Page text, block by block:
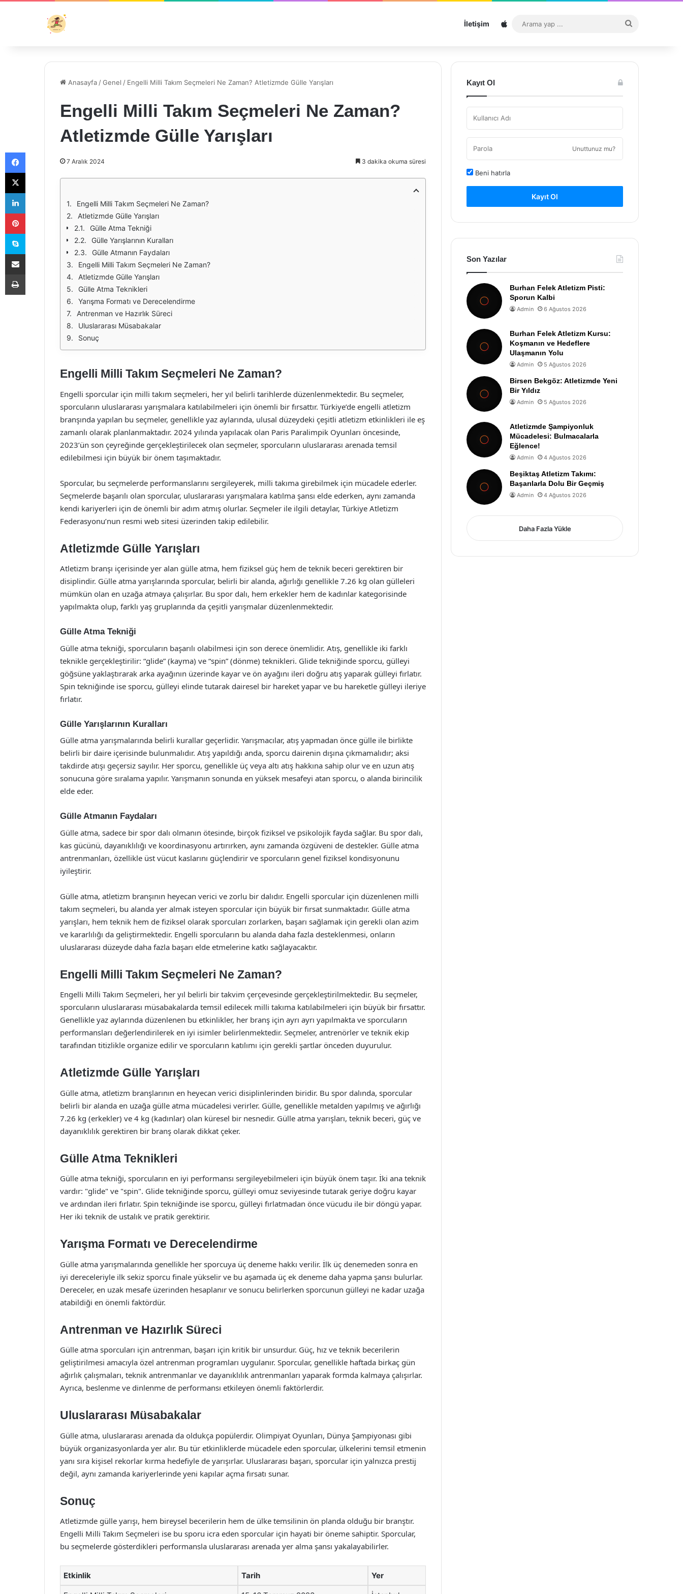
İletişim Sitemap
...
Anasayfa /Genel / Engelli Milli Takım Seçmeleri Ne Zaman? Atletizmde Gülle Yarışları
Engelli Milli Takım Seçmeleri Ne Zaman?
Atletizmde Gülle Yarışları
7 Aralık 2024 3 dakika okuma süresi
Engelli Milli Takım Seçmeleri Ne Zaman?
Atletizmde Gülle Yarışları
Gülle Atma Tekniği
Gülle Yarışlarının Kuralları
Gülle Atmanın Faydaları
Engelli Milli Takım Seçmeleri Ne Zaman?
Atletizmde Gülle Yarışları
Gülle Atma Teknikleri
Yarışma Formatı ve Derecelendirme
Antrenman ve Hazırlık Süreci
Uluslararası Müsabakalar
Sonuç
Engelli Milli Takım Seçmeleri Ne Zaman?
Engelli sporcular için milli takım seçmeleri, her yıl belirli tarihlerde düzenlenmektedir. Bu seçmeler,
sporcuların uluslararası yarışmalara katılabilmeleri için önemli bir fırsattır. Türkiye’de engelli atletizm
branşında yapılan bu seçmeler, genellikle yaz aylarında, ulusal düzeydeki çeşitli atletizm etkinlikleri ile eş
zamanlı olarak planlanmaktadır. 2024 yılında yapılacak olan Paris Paralimpik Oyunları öncesinde,
2023’ün son çeyreğinde gerçekleştirilecek olan seçmeler, sporcuların uluslararası arenada temsil
edilebilmesi için büyük bir önem taşımaktadır.
Sporcular, bu seçmelerde performanslarını sergileyerek, milli takıma girebilmek için mücadele ederler.
Seçmelerde başarılı olan sporcular, uluslararası yarışmalara katılma şansı elde ederken, aynı zamanda
kendi kariyerleri için de önemli bir adım atmış olurlar. Seçmeler ile ilgili detaylar, Türkiye Atletizm
Federasyonu’nun resmi web sitesi üzerinden takip edilebilir.
Atletizmde Gülle Yarışları
Atletizm branşı içerisinde yer alan gülle atma, hem fiziksel güç hem de teknik beceri gerektiren bir
disiplindir. Gülle atma yarışlarında sporcular, belirli bir alanda, ağırlığı genellikle 7.26 kg olan gülleleri
mümkün olan en uzağa atmaya çalışırlar. Bu spor dalı, hem erkekler hem de kadınlar kategorisinde
yapılmakta olup, farklı yaş gruplarında da çeşitli yarışmalar düzenlenmektedir.
Gülle Atma Tekniği
Gülle atma tekniği, sporcuların başarılı olabilmesi için son derece önemlidir. Atış, genellikle iki farklı
teknikle gerçekleştirilir: “glide” (kayma) ve “spin” (dönme) teknikleri. Glide tekniğinde sporcu, gülleyi
göğsüne yaklaştırarak arka ayağının üzerinde kayar ve ön ayağını ileri doğru atış yaparak gülleyi fırlatır.
Spin tekniğinde ise sporcu, gülleyi elinde tutarak dairesel bir hareket yapar ve bu hareketle gülleyi ileriye
fırlatır.
Gülle Yarışlarının Kuralları
Gülle atma yarışmalarında belirli kurallar geçerlidir. Yarışmacılar, atış yapmadan önce gülle ile birlikte
belirli bir daire içerisinde bulunmalıdır. Atış yapıldığı anda, sporcu dairenin dışına çıkmamalıdır; aksi
takdirde atışı geçersiz sayılır. Her sporcu, genellikle üç veya altı atış hakkına sahip olur ve en uzun atış
sonucuna göre sıralama yapılır. Yarışmanın sonunda en yüksek mesafeyi atan sporcu, o alanda birincilik
elde eder.
Gülle Atmanın Faydaları
Gülle atma, sadece bir spor dalı olmanın ötesinde, birçok fiziksel ve psikolojik fayda sağlar. Bu spor dalı,
kas gücünü, dayanıklılığı ve koordinasyonu artırırken, aynı zamanda özgüveni de destekler. Gülle atma
antrenmanları, özellikle üst vücut kaslarını güçlendirir ve sporcuların genel fiziksel kondisyonunu
iyileştirir.
Gülle atma, atletizm branşının heyecan verici ve zorlu bir dalıdır. Engelli sporcular için düzenlenen milli
takım seçmeleri, bu alanda yer almak isteyen sporcular için büyük bir fırsat sunmaktadır. Gülle atma
yarışları, hem teknik hem de fiziksel olarak sporcuları zorlarken, başarı sağlamak için gerekli olan azim
ve kararlılığı da geliştirmektedir. Engelli sporcuların bu alanda daha fazla desteklenmesi, onların
uluslararası düzeyde daha fazla başarı elde etmelerine katkı sağlayacaktır.
Engelli Milli Takım Seçmeleri Ne Zaman?
Engelli Milli Takım Seçmeleri, her yıl belirli bir takvim çerçevesinde gerçekleştirilmektedir. Bu seçmeler,
sporcuların uluslararası müsabakalarda temsil edilecek milli takıma katılabilmeleri için büyük bir fırsattır.
Genellikle yaz aylarında düzenlenen bu etkinlikler, her branş için ayrı ayrı yapılmakta ve sporcuların
performansları değerlendirilerek en iyi isimler belirlenmektedir. Seçmeler, antrenörler ve teknik ekip
tarafından titizlikle organize edilir ve sporcuların katılımı için gerekli şartlar önceden duyurulur.
Atletizmde Gülle Yarışları
Gülle atma, atletizm branşlarının en heyecan verici disiplinlerinden biridir. Bu spor dalında, sporcular
belirli bir alanda en uzağa gülle atma mücadelesi verirler. Gülle, genellikle metalden yapılmış ve ağırlığı
7.26 kg (erkekler) ve 4 kg (kadınlar) olan küresel bir nesnedir. Gülle atma yarışları, teknik beceri, güç ve
dayanıklılık gerektiren bir branş olarak dikkat çeker.
Gülle Atma Teknikleri
Gülle atma tekniği, sporcuların en iyi performansı sergileyebilmeleri için büyük önem taşır. İki ana teknik
vardır: "glide" ve "spin". Glide tekniğinde sporcu, gülleyi omuz seviyesinde tutarak geriye doğru kayar
ve ardından ileri fırlatır. Spin tekniğinde ise sporcu, gülleyi fırlatmadan önce vücudu ile bir döngü yapar.
Her iki teknik de ustalık ve pratik gerektirir.
Yarışma Formatı ve Derecelendirme
Gülle atma yarışmalarında genellikle her sporcuya üç deneme hakkı verilir. İlk üç denemeden sonra en
iyi dereceleriyle ilk sekiz sporcu finale yükselir ve bu aşamada üç ek deneme daha yapma şansı bulurlar.
Dereceler, en uzak mesafe üzerinden hesaplanır ve sonucu belirlerken sporcunun gülleyi ne kadar uzağa
atabildiği en önemli faktördür.
Antrenman ve Hazırlık Süreci
Gülle atma sporcuları için antrenman, başarı için kritik bir unsurdur. Güç, hız ve teknik becerilerin
geliştirilmesi amacıyla özel antrenman programları uygulanır. Sporcular, genellikle haftada birkaç gün
ağırlık çalışmaları, teknik antrenmanlar ve dayanıklılık antrenmanları yaparak formda kalmaya çalışırlar.
Ayrıca, beslenme ve dinlenme de performansı etkileyen önemli faktörlerdir.
Uluslararası Müsabakalar
Gülle atma, uluslararası arenada da oldukça popülerdir. Olimpiyat Oyunları, Dünya Şampiyonası gibi
büyük organizasyonlarda yer alır. Bu tür etkinliklerde mücadele eden sporcular, ülkelerini temsil etmenin
yanı sıra kişisel rekorlar kırma hedefiyle de yarışırlar. Uluslararası başarı, sporcular için yalnızca prestij
değil, aynı zamanda kariyerlerinde yeni kapılar açma fırsatı sunar.
Sonuç
Atletizmde gülle yarışı, hem bireysel becerilerin hem de ülke temsilinin ön planda olduğu bir branştır.
Engelli Milli Takım Seçmeleri ise bu sporu icra eden sporcular için hayati bir öneme sahiptir. Sporcular,
bu seçmelerde gösterdikleri performansla uluslararası arenada yer alma şansı yakalayabilirler.
Etkinlik Tarih Yer
Kayıt Ol
Unuttunuz mu?
Beni hatırla
Kayıt Ol
Son Yazılar
Burhan Felek Atletizm Pisti:
Sporun Kalbi
Admin 6 Ağustos 2026
Burhan Felek Atletizm Kursu:
Koşmanın ve Hedeflere
Ulaşmanın Yolu
Admin 5 Ağustos 2026
Birsen Bekgöz: Atletizmde Yeni
Bir Yıldız
Admin 5 Ağustos 2026
Atletizmde Şampiyonluk
Mücadelesi: Bulmacalarla
Eğlence!
Admin 4 Ağustos 2026
Beşiktaş Atletizm Takımı:
Başarılarla Dolu Bir Geçmiş
Admin 4 Ağustos 2026
Daha Fazla Yükle
Facebook
X
LinkedIn
Pinterest
Skype
E-Posta ile paylaş